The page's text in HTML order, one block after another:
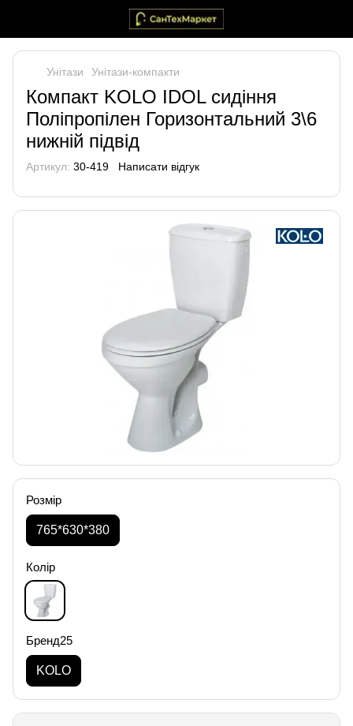
Унітази Унітази-компакти
Компакт KOLO IDOL сидіння
Поліпропілен Горизонтальний 3\6
нижній підвід
Артикул: 30-419 Написати відгук
Розмір
765*630*380
Колір
Бренд25
KOLO